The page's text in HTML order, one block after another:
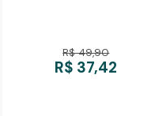
R$ 49,90
R$ 37,42